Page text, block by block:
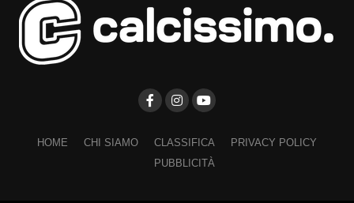
HOME CHI SIAMO CLASSIFICA
PRIVACY POLICY
PUBBLICITÀ